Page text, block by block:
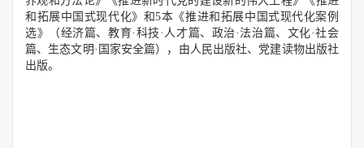
和拓展中国式现代化》和5本《推进和拓展中国式现代化案例
选》（经济篇、教育·科技·人才篇、政治·法治篇、文化·社会
篇、生态文明·国家安全篇），由人民出版社、党建读物出版社
出版。